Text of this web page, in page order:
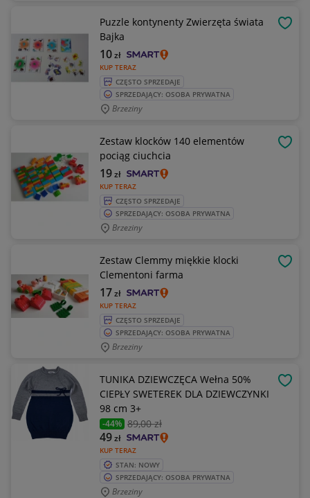
Puzzle kontynenty Zwierzęta świata
Bajka
KUP TERAZ
10zł
CZĘSTO SPRZEDAJE
SPRZEDAJĄCY: OSOBA PRYWATNA
Brzeziny
Zestaw klocków 140 elementów
pociąg ciuchcia
KUP TERAZ
19zł
CZĘSTO SPRZEDAJE
SPRZEDAJĄCY: OSOBA PRYWATNA
Brzeziny
Zestaw Clemmy miękkie klocki
Clementoni farma
KUP TERAZ
17zł
CZĘSTO SPRZEDAJE
SPRZEDAJĄCY: OSOBA PRYWATNA
Brzeziny
TUNIKA DZIEWCZĘCA Wełna 50%
CIEPŁY SWETEREK DLA DZIEWCZYNKI
98 cm 3+
-44% 89,00 zł
KUP TERAZ
49zł
STAN: NOWY
SPRZEDAJĄCY: OSOBA PRYWATNA
Brzeziny